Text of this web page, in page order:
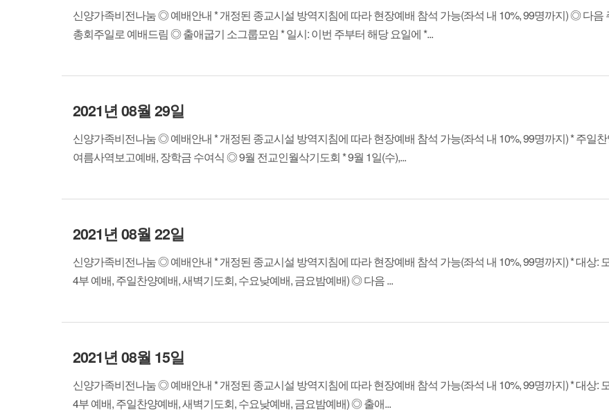
신양가족비전나눔 ◎ 예배안내 * 개정된 종교시설 방역지침에 따라 현장예배 참석 가능(좌석 내 10%, 99명까지) ◎ 다음
총회주일로 예배드림 ◎ 출애굽기 소그룹모임 * 일시: 이번 주부터 해당 요일에 *...
2021년 08월 29일
신양가족비전나눔 ◎ 예배안내 * 개정된 종교시설 방역지침에 따라 현장예배 참석 가능(좌석 내 10%, 99명까지) * 주일
여름사역보고예배, 장학금 수여식 ◎ 9월 전교인월삭기도회 * 9월 1일(수),...
2021년 08월 22일
신양가족비전나눔 ◎ 예배안내 * 개정된 종교시설 방역지침에 따라 현장예배 참석 가능(좌석 내 10%, 99명까지) * 대상:
4부 예배, 주일찬양예배, 새벽기도회, 수요낮예배, 금요밤예배) ◎ 다음 ...
2021년 08월 15일
신양가족비전나눔 ◎ 예배안내 * 개정된 종교시설 방역지침에 따라 현장예배 참석 가능(좌석 내 10%, 99명까지) * 대상:
4부 예배, 주일찬양예배, 새벽기도회, 수요낮예배, 금요밤예배) ◎ 출애...